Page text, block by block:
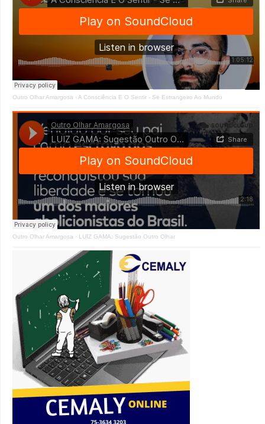
Outro Olhar Amargosa · A Consciência E O Sentir - Se Estrangeiro Ao Mundo
Outro Olhar Amargosa · LUIZ GAMA: Sugestão Outro Olhar